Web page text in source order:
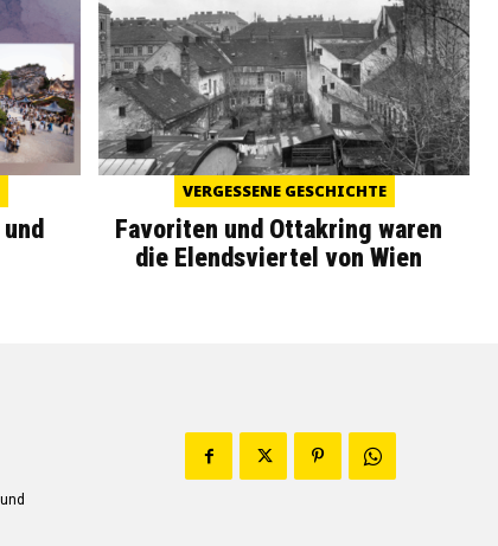
VERGESSENE GESCHICHTE
Favoriten und Ottakring waren
die Elendsviertel von Wien